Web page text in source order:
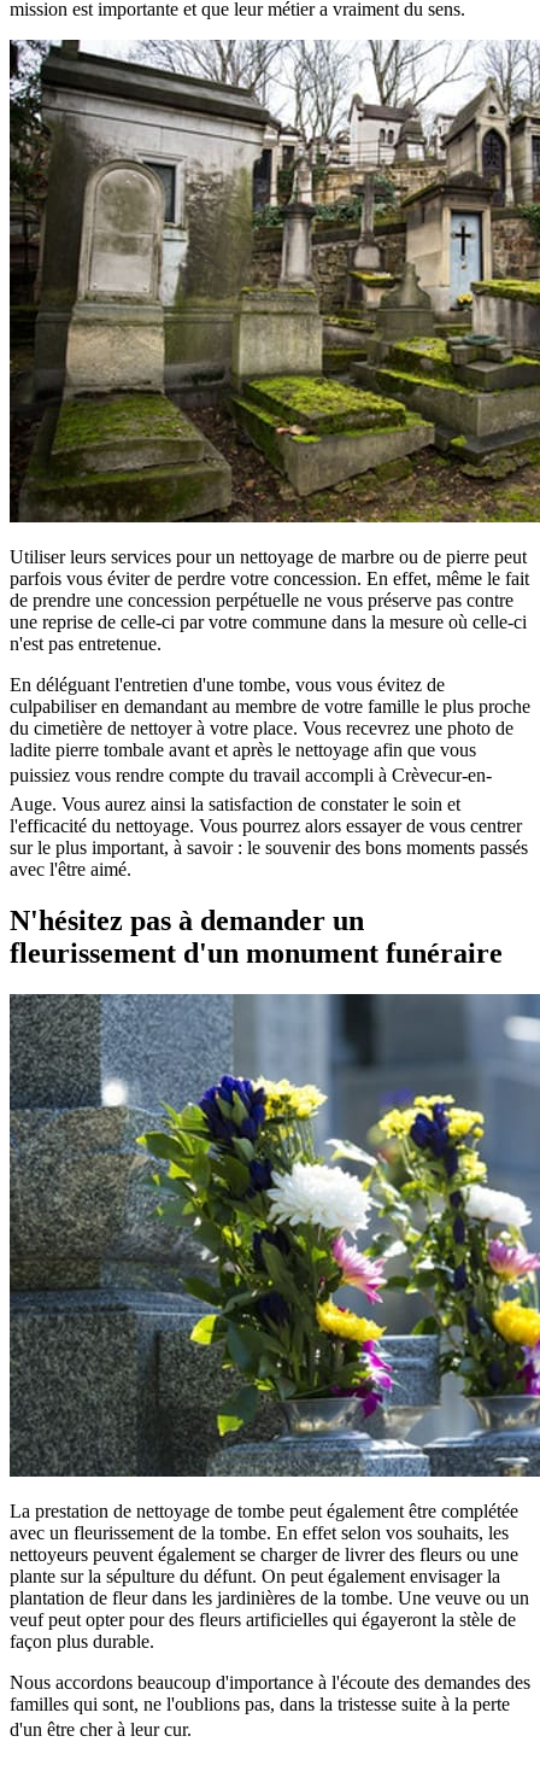
mission est importante et que leur métier a vraiment du sens.
Utiliser leurs services pour un nettoyage de marbre ou de pierre peut
parfois vous éviter de perdre votre concession. En effet, même le fait
de prendre une concession perpétuelle ne vous préserve pas contre
une reprise de celle-ci par votre commune dans la mesure où celle-ci
n'est pas entretenue.
En déléguant l'entretien d'une tombe, vous vous évitez de
culpabiliser en demandant au membre de votre famille le plus proche
du cimetière de nettoyer à votre place. Vous recevrez une photo de
ladite pierre tombale avant et après le nettoyage afin que vous
puissiez vous rendre compte du travail accompli à Crèvecur-en-
Auge. Vous aurez ainsi la satisfaction de constater le soin et
l'efficacité du nettoyage. Vous pourrez alors essayer de vous centrer
sur le plus important, à savoir : le souvenir des bons moments passés
avec l'être aimé.
N'hésitez pas à demander un
fleurissement d'un monument funéraire
La prestation de nettoyage de tombe peut également être complétée
avec un fleurissement de la tombe. En effet selon vos souhaits, les
nettoyeurs peuvent également se charger de livrer des fleurs ou une
plante sur la sépulture du défunt. On peut également envisager la
plantation de fleur dans les jardinières de la tombe. Une veuve ou un
veuf peut opter pour des fleurs artificielles qui égayeront la stèle de
façon plus durable.
Nous accordons beaucoup d'importance à l'écoute des demandes des
familles qui sont, ne l'oublions pas, dans la tristesse suite à la perte
d'un être cher à leur cur.